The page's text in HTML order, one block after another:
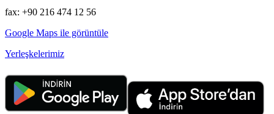
fax: +90 216 474 12 56
Google Maps ile görüntüle
Yerleşkelerimiz